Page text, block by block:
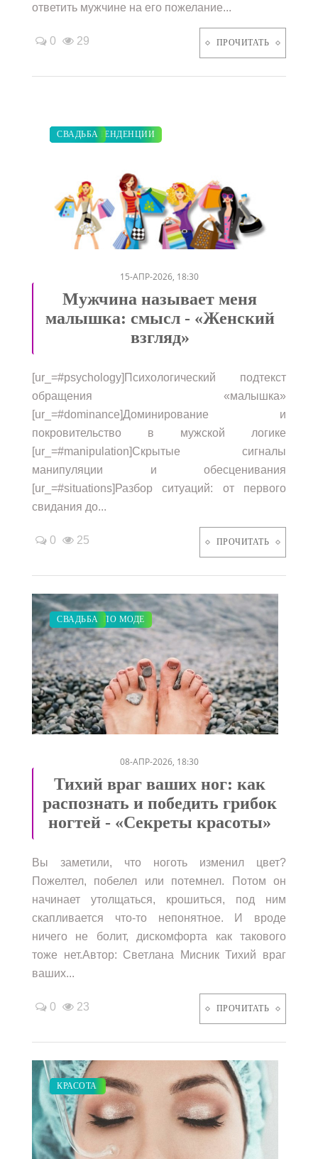
ответить мужчине на его пожелание...
0 29 ПРОЧИТАТЬ
ДИЕТА
ЗАКУПКИ ПО МОДЕ
СТАТЬИ
ПОКАЗЫ
МОДНЫЕ ТЕНДЕНЦИИ
СВАДЬБА
15-АПР-2026, 18:30
Мужчина называет меня
малышка: смысл - «Женский
взгляд»
[ur_=#psychology]Психологический подтекст
обращения «малышка»
[ur_=#dominance]Доминирование и
покровительство в мужской логике
[ur_=#manipulation]Скрытые сигналы
манипуляции и обесценивания
[ur_=#situations]Разбор ситуаций: от первого
свидания до...
0 25 ПРОЧИТАТЬ
КРАСОТА
/
ЗАКУПКИ ПО МОДЕ
/
ПОКАЗЫ
/
СВАДЬБА
08-АПР-2026, 18:30
Тихий враг ваших ног: как
распознать и победить грибок
ногтей - «Секреты красоты»
Вы заметили, что ноготь изменил цвет?
Пожелтел, побелел или потемнел. Потом он
начинает утолщаться, крошиться, под ним
скапливается что-то непонятное. И вроде
ничего не болит, дискомфорта как такового
тоже нет.Автор: Светлана Мисник Тихий враг
ваших...
0 23 ПРОЧИТАТЬ
СВАДЬБА
КРАСОТА